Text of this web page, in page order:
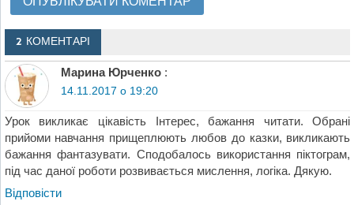
2 КОМЕНТАРІ
Марина Юрченко :
14.11.2017 о 19:20
Урок викликає цікавість Інтерес, бажання читати. Обрані
прийоми навчання прищеплюють любов до казки, викликають
бажання фантазувати. Сподобалось використання піктограм,
під час даної роботи розвивається мислення, логіка. Дякую.
Відповіcти